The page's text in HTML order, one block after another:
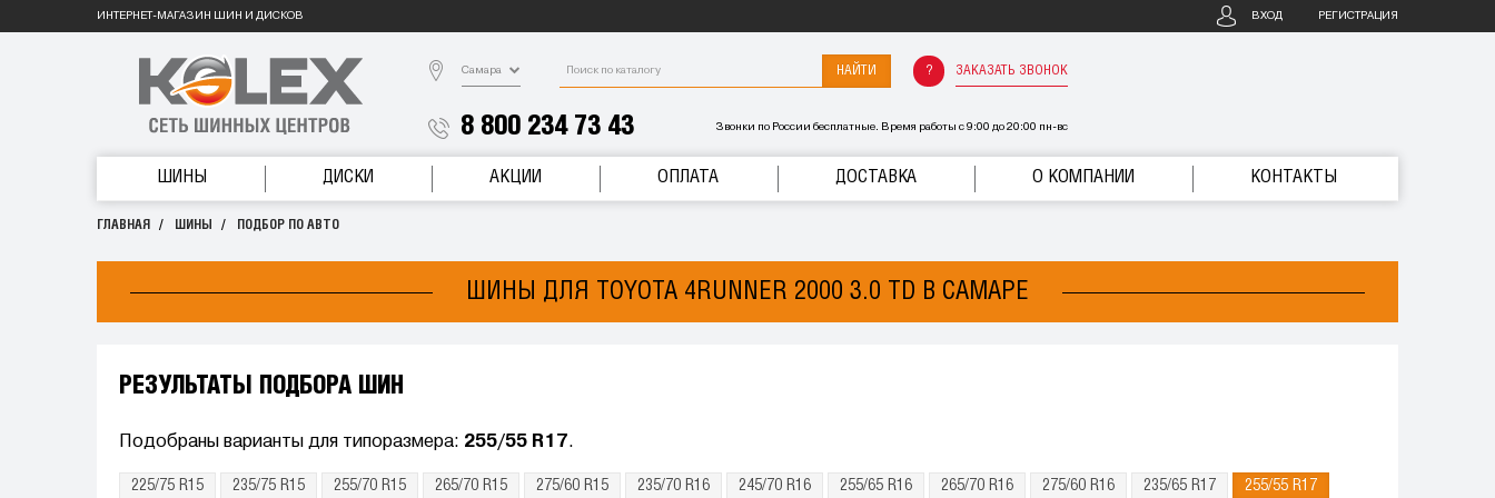
ИНТЕРНЕТ-МАГАЗИН ШИН И ДИСКОВ ВХОД РЕГИСТРАЦИЯ
Самара НАЙТИ ЗАКАЗАТЬ ЗВОНОК
8 800 234 73 43 Звонки по России бесплатные. Время работы с 9:00 до 20:00 пн-вс
ШИНЫ ДИСКИ АКЦИИ ОПЛАТА ДОСТАВКА О КОМПАНИИ КОНТАКТЫ
ГЛАВНАЯ ШИНЫ ПОДБОР ПО АВТО
ШИНЫ ДЛЯ TOYOTA 4RUNNER 2000 3.0 TD В САМАРЕ
РЕЗУЛЬТАТЫ ПОДБОРА ШИН
Подобраны варианты для типоразмера: 255/55 R17 .
225/75 R15 235/75 R15 255/70 R15 265/70 R15 275/60 R15 235/70 R16 245/70 R16 255/65 R16 265/70 R16 275/60 R16 235/65 R17 255/55 R17